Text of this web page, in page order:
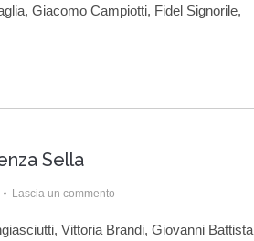
Giacomo Campiotti, Fidel Signorile,
Sella
Lascia un commento
Vittoria Brandi, Giovanni Battista